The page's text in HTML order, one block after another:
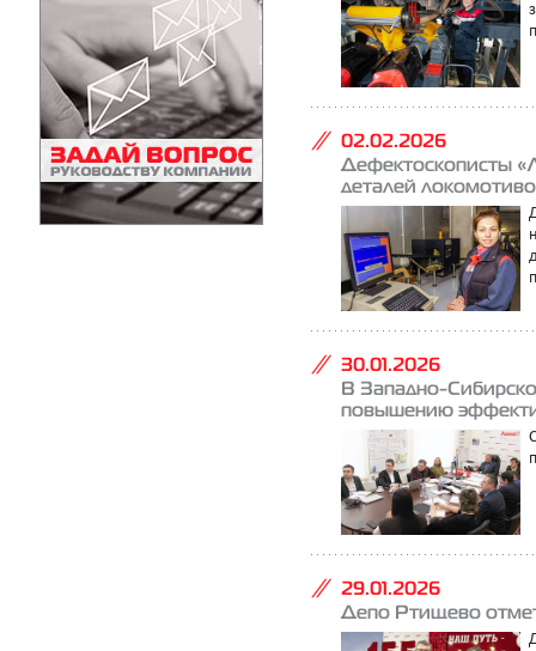
02.02.2026
Дефектоскописты
деталей
30.01.2026
В Западно-
повышению
29.01.2026
Депо Ртищево